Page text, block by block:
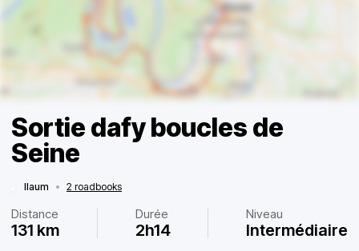
Sortie dafy boucles de
Seine
llaum • 2 roadbooks
Distance
131 km
Durée
2h14
Niveau
Intermédiaire